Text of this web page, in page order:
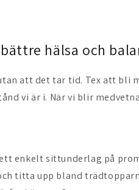
hälsa och
att det tar tid. Tex att bli
vi är i. När vi blir
enkelt sittunderlag på
titta upp bland